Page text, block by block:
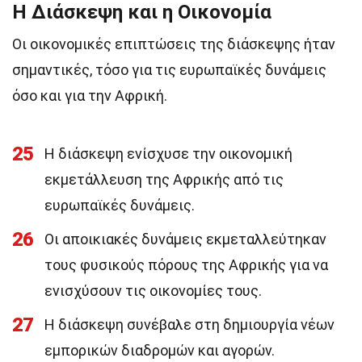
Η Διάσκεψη και η Οικονομία
Οι οικονομικές επιπτώσεις της διάσκεψης ήταν
σημαντικές, τόσο για τις ευρωπαϊκές δυνάμεις
όσο και για την Αφρική.
25
Η διάσκεψη ενίσχυσε την οικονομική
εκμετάλλευση της Αφρικής από τις
ευρωπαϊκές δυνάμεις.
26
Οι αποικιακές δυνάμεις εκμεταλλεύτηκαν
τους φυσικούς πόρους της Αφρικής για να
ενισχύσουν τις οικονομίες τους.
27
Η διάσκεψη συνέβαλε στη δημιουργία νέων
εμπορικών διαδρομών και αγορών.